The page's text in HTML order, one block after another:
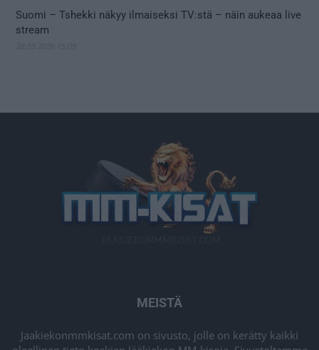
Suomi – Tshekki näkyy ilmaiseksi TV:stä – näin aukeaa live
stream
MEISTÄ
Jaakiekonmmkisat.com on sivusto, jolle on kerätty kaikki